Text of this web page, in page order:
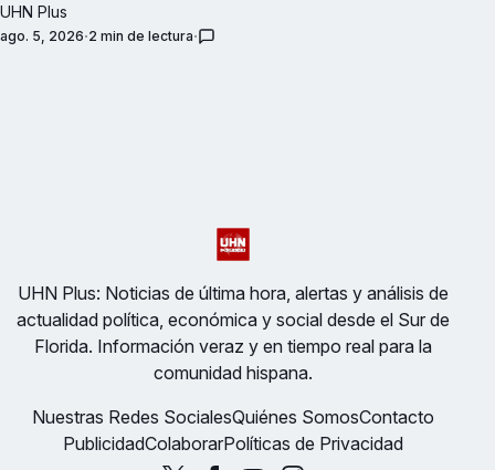
UHN Plus
ago. 5, 2026 2 min de lectura
UHN Plus: Noticias de última hora, alertas y análisis de
actualidad política, económica y social desde el Sur de
Florida. Información veraz y en tiempo real para la
comunidad hispana.
Nuestras Redes SocialesQuiénes SomosContacto
PublicidadColaborarPolíticas de Privacidad